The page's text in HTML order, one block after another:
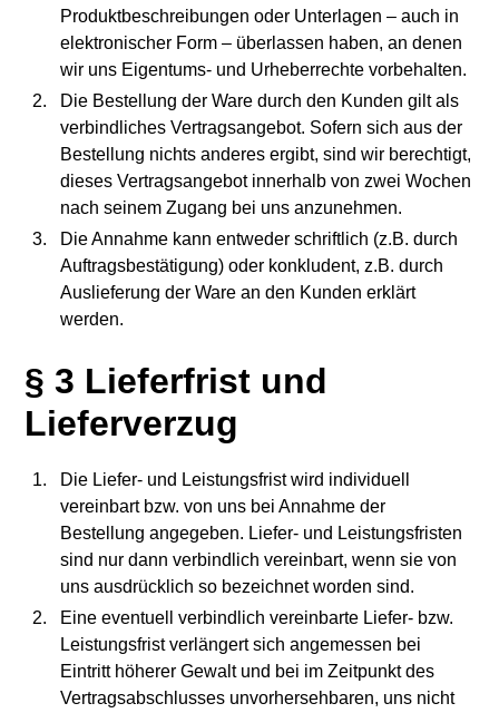
Produktbeschreibungen oder Unterlagen – auch in
elektronischer Form – überlassen haben, an denen
wir uns Eigentums- und Urheberrechte vorbehalten.
Die Bestellung der Ware durch den Kunden gilt als
verbindliches Vertragsangebot. Sofern sich aus der
Bestellung nichts anderes ergibt, sind wir berechtigt,
dieses Vertragsangebot innerhalb von zwei Wochen
nach seinem Zugang bei uns anzunehmen.
Die Annahme kann entweder schriftlich (z.B. durch
Auftragsbestätigung) oder konkludent, z.B. durch
Auslieferung der Ware an den Kunden erklärt
werden.
§ 3 Lieferfrist und
Lieferverzug
Die Liefer- und Leistungsfrist wird individuell
vereinbart bzw. von uns bei Annahme der
Bestellung angegeben. Liefer- und Leistungsfristen
sind nur dann verbindlich vereinbart, wenn sie von
uns ausdrücklich so bezeichnet worden sind.
Eine eventuell verbindlich vereinbarte Liefer- bzw.
Leistungsfrist verlängert sich angemessen bei
Eintritt höherer Gewalt und bei im Zeitpunkt des
Vertragsabschlusses unvorhersehbaren, uns nicht